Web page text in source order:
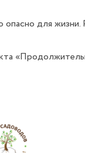
для